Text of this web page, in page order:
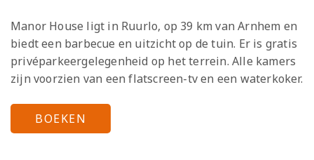
Manor House ligt in Ruurlo, op 39 km van Arnhem en
biedt een barbecue en uitzicht op de tuin. Er is gratis
privéparkeergelegenheid op het terrein. Alle kamers
zijn voorzien van een flatscreen-tv en een waterkoker.
BOEKEN